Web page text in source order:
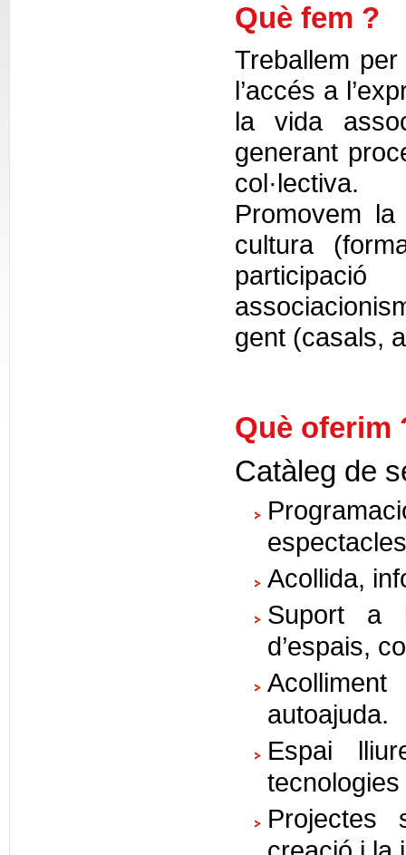
Què fem ?
Treballem
l’accés a
la vida
generant
col·lectiva.
Promovem
cultura
gent (casals,
Què oferim
Catàleg de
Acollida,
Suport a
d’espais,
autoajuda.
Espai
Projectes